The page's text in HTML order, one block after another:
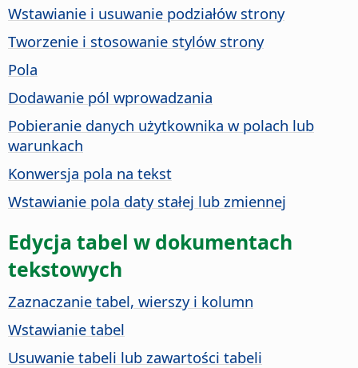
Wstawianie i usuwanie podziałów strony
Tworzenie i stosowanie stylów strony
Pola
Dodawanie pól wprowadzania
Pobieranie danych użytkownika w polach lub
warunkach
Konwersja pola na tekst
Wstawianie pola daty stałej lub zmiennej
Edycja tabel w dokumentach
tekstowych
Zaznaczanie tabel, wierszy i kolumn
Wstawianie tabel
Usuwanie tabeli lub zawartości tabeli